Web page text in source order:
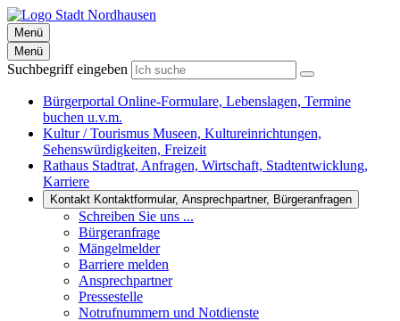
Menü
Menü
Suchbegriff eingeben
Bürgerportal Online-Formulare, Lebenslagen, Termine
buchen u.v.m.
Kultur / Tourismus Museen, Kultureinrichtungen,
Sehenswürdigkeiten, Freizeit
Rathaus Stadtrat, Anfragen, Wirtschaft, Stadtentwicklung,
Karriere
Kontakt Kontaktformular, Ansprechpartner, Bürgeranfragen
Schreiben Sie uns ...
Bürgeranfrage
Mängelmelder
Barriere melden
Ansprechpartner
Pressestelle
Notrufnummern und Notdienste